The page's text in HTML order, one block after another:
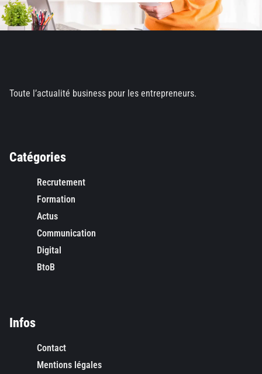
Toute l’actualité business pour les entrepreneurs.
Catégories
Recrutement
Formation
Actus
Communication
Digital
BtoB
Infos
Contact
Mentions légales